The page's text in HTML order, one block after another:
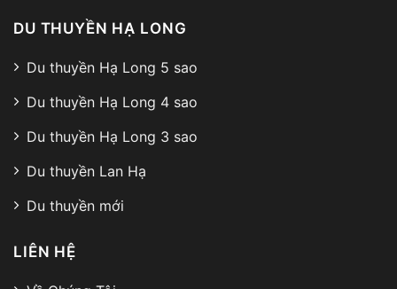
DU THUYỀN HẠ LONG
Du thuyền Hạ Long 5 sao
Du thuyền Hạ Long 4 sao
Du thuyền Hạ Long 3 sao
Du thuyền Lan Hạ
Du thuyền mới
LIÊN HỆ